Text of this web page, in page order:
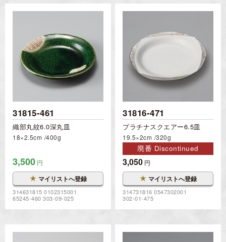
31815-461
織部丸紋6.0深丸皿
18×2.5cm 400g
3,500 円
★ マイリストへ登録
314631815 0102315001
65245-460 303-09-025
31816-471
プラチナスクエアー6.5皿
19.5×2cm 320g
廃番 Discontinued
3,050 円
★ マイリストへ登録
314731816 0547302001
302-01-475